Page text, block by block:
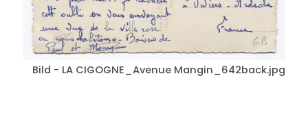
Bild - LA CIGOGNE_Avenue Mangin_642back.jpg